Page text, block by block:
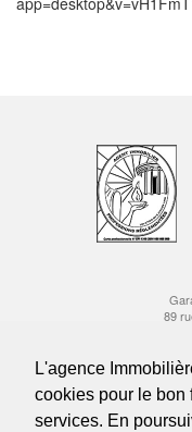
L'agence
cookies pour le bon
services. En
89
Suivez-nous sur